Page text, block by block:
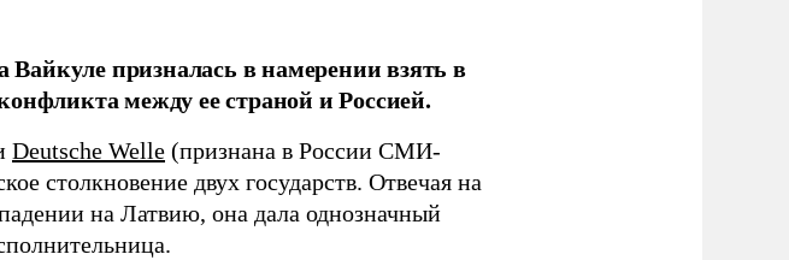
призналась в намерении взять в
между ее страной и Россией.
Deutsche Welle (признана в России СМИ-
столкновение двух государств. Отвечая на
на Латвию, она дала однозначный